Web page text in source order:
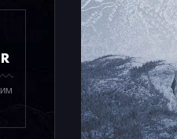
любимые
взгляды
Также